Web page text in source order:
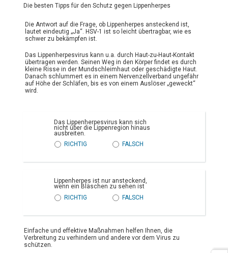
Die besten Tipps für den Schutz gegen Lippenherpes
Die Antwort auf die Frage, ob Lippenherpes ansteckend ist,
lautet eindeutig „Ja“. HSV-1 ist so leicht übertragbar, wie es
schwer zu bekämpfen ist.
Das Lippenherpesvirus kann u.a. durch Haut-zu-Haut-Kontakt
übertragen werden. Seinen Weg in den Körper findet es durch
kleine Risse in der Mundschleimhaut oder geschädigte Haut.
Danach schlummert es in einem Nervenzellverband ungefähr
auf Höhe der Schläfen, bis es von einem Auslöser „geweckt“
wird.
Das Lippenherpesvirus kann sich
nicht über die Lippenregion hinaus
ausbreiten.
RICHTIG
FALSCH
Lippenherpes ist nur ansteckend,
wenn ein Bläschen zu sehen ist
RICHTIG
FALSCH
Einfache und effektive Maßnahmen helfen Ihnen, die
Verbreitung zu verhindern und andere vor dem Virus zu
schützen.